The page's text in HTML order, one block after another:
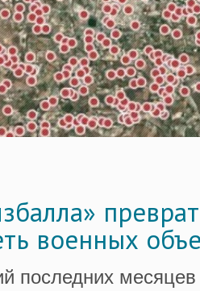
военных
последних